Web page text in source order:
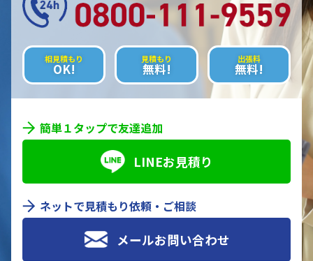
相見積もり
OK!
見積もり
無料!
出張料
無料!
簡単１タップで友達追加
LINEお見積り
ネットで見積もり依頼・ご相談
メールお問い合わせ